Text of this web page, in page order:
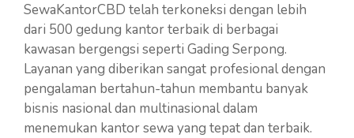
SewaKantorCBD telah terkoneksi dengan lebih
dari 500 gedung kantor terbaik di berbagai
kawasan bergengsi seperti Gading Serpong.
Layanan yang diberikan sangat profesional dengan
pengalaman bertahun-tahun membantu banyak
bisnis nasional dan multinasional dalam
menemukan kantor sewa yang tepat dan terbaik.